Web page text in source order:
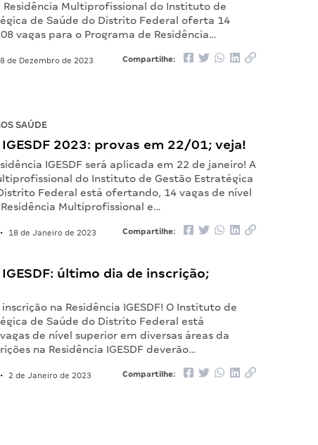
Residência Multiprofissional do Instituto de
de Saúde do Distrito Federal oferta 14
vagas para o Programa de Residência…
de Dezembro de 2023 Compartilhe:
SAÚDE
IGESDF 2023: provas em 22/01; veja!
IGESDF será aplicada em 22 de janeiro! A
do Instituto de Gestão Estratégica
Federal está ofertando, 14 vagas de nível
Multiprofissional e…
• 18 de Janeiro de 2023 Compartilhe:
último dia de inscrição;
na Residência IGESDF! O Instituto de
de Saúde do Distrito Federal está
de nível superior em diversas áreas da
na Residência IGESDF deverão…
• 2 de Janeiro de 2023 Compartilhe: